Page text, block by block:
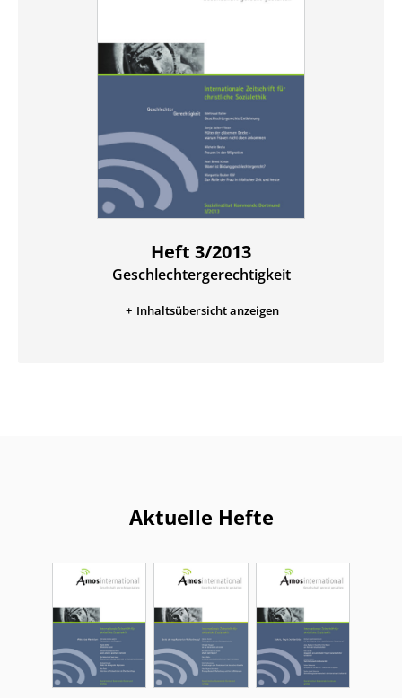
Heft 3/2013
:
Geschlechter­gerechtigkeit
Inhaltsübersicht anzeigen
Aktuelle Hefte